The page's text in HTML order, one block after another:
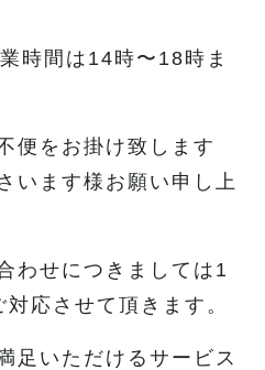
時間は14時〜18時ま
便をお掛け致します
います様お願い申し上
わせにつきましては1
応させて頂きます。
足いただけるサービス